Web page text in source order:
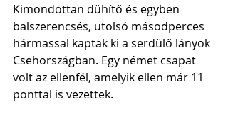
Kimondottan dühítő és egyben
balszerencsés, utolsó másodperces
hármassal kaptak ki a serdülő lányok
Csehországban. Egy német csapat
volt az ellenfél, amelyik ellen már 11
ponttal is vezettek.